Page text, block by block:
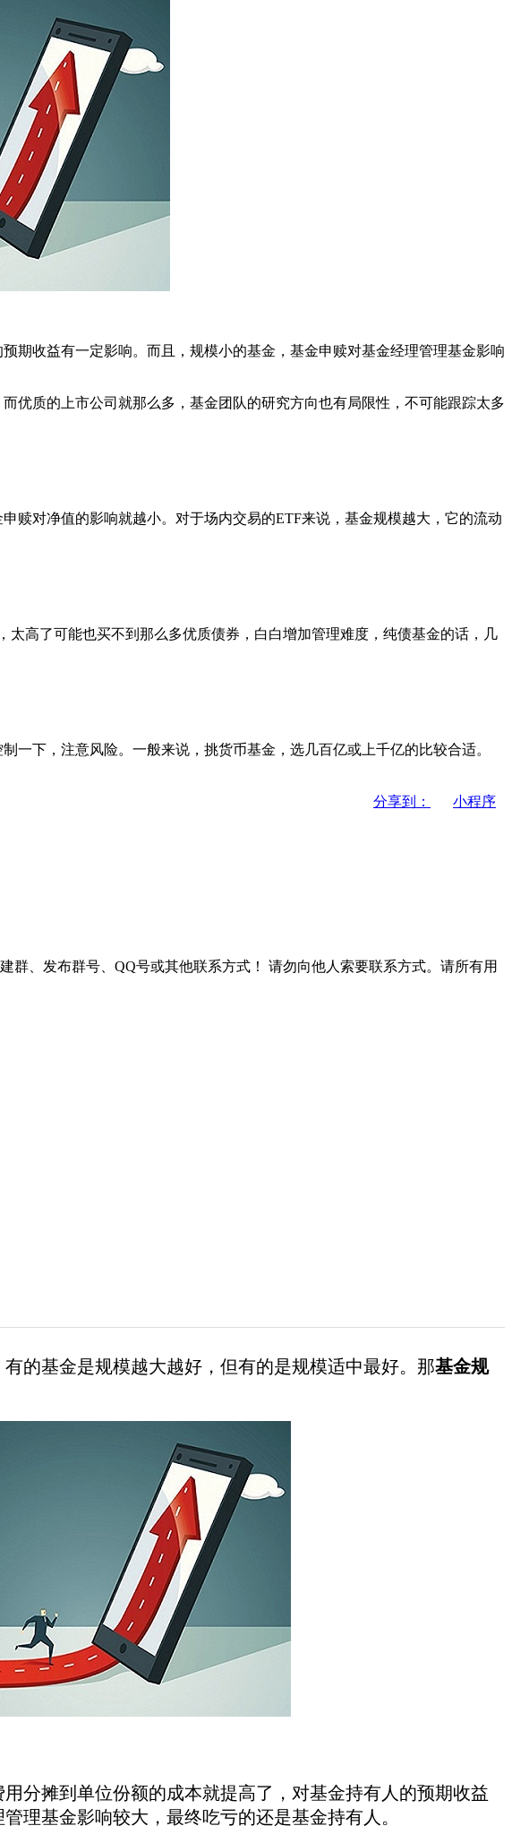
收益有一定影响。而且，规模小的基金，基金申赎对基金经理管理基金影响
质的上市公司就那么多，基金团队的研究方向也有局限性，不可能跟踪太多
对净值的影响就越小。对于场内交易的ETF来说，基金规模越大，它的流动
高了可能也买不到那么多优质债券，白白增加管理难度，纯债基金的话，几
下，注意风险。一般来说，挑货币基金，选几百亿或上千亿的比较合适。
分享到：
小程序
群、发布群号、QQ号或其他联系方式！
请勿向他人索要联系方式。请所有用
基金是规模越大越好，但有的是规模适中最好。那基金规
摊到单位份额的成本就提高了，对基金持有人的预期收益
理基金影响较大，最终吃亏的还是基金持有人。